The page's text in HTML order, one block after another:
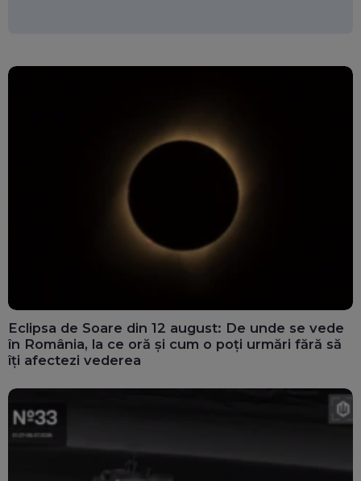
Eclipsa de Soare din 12 august: De unde se vede
în România, la ce oră și cum o poți urmări fără să
îți afectezi vederea